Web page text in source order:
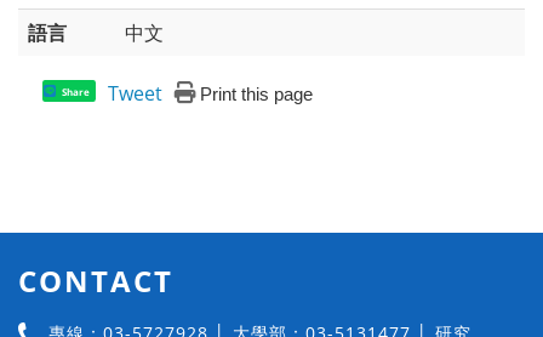
語言
中文
Share Tweet Print this page
CONTACT